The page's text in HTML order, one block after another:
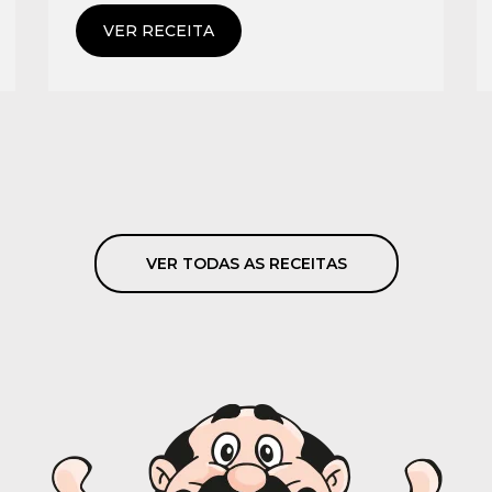
VER RECEITA
VER TODAS AS RECEITAS